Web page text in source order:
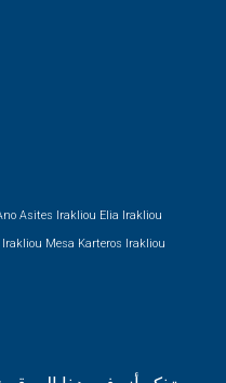
Asites Irakliou Elia Irakliou
Mesa Karteros Irakliou